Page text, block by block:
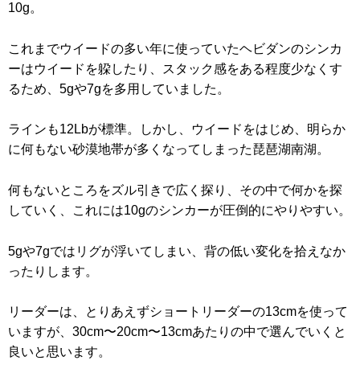
10g。
これまでウイードの多い年に使っていたヘビダンのシンカ
ーはウイードを躱したり、スタック感をある程度少なくす
るため、5gや7gを多用していました。
ラインも12Lbが標準。しかし、ウイードをはじめ、明らか
に何もない砂漠地帯が多くなってしまった琵琶湖南湖。
何もないところをズル引きで広く探り、その中で何かを探
していく、これには10gのシンカーが圧倒的にやりやすい。
5gや7gではリグが浮いてしまい、背の低い変化を拾えなか
ったりします。
リーダーは、とりあえずショートリーダーの13cmを使って
いますが、30cm〜20cm〜13cmあたりの中で選んでいくと
良いと思います。